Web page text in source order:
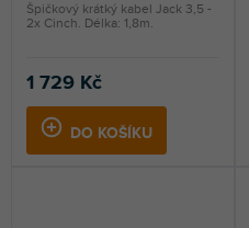
1 729 Kč
DO KOŠÍKU
Špičkový krátký kabel Jack 3,5 -
2x Cinch. Délka: 1,8m.